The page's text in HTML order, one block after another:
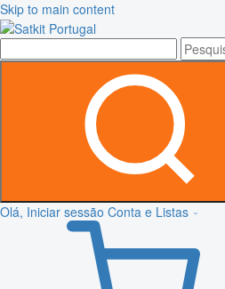
Skip to main content
Olá, Iniciar sessão Conta e Listas